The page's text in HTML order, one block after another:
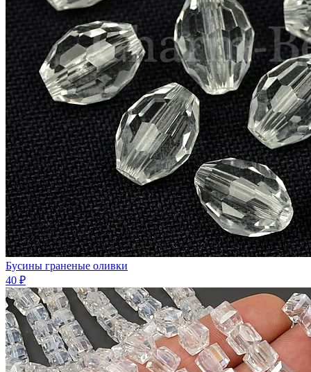
Бусины граненые оливки
40 ₽